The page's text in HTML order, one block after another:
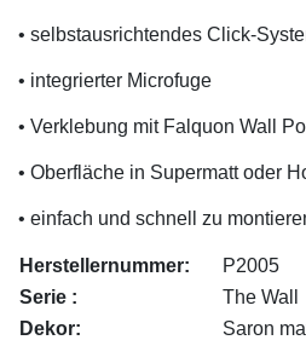
• selbstausrichtendes Click-
• integrierter Microfuge
• Verklebung mit Falquon Wall
• Oberfläche in Supermatt oder
• einfach und schnell zu
Herstellernummer:
P2005
Serie :
The Wall
Dekor:
Saron